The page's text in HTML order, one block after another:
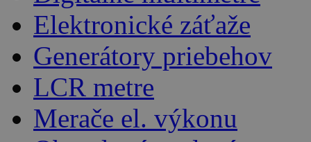
Elektronické záťaže
Generátory priebehov
LCR metre
Merače el. výkonu